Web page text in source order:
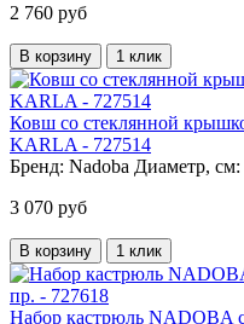
2 760 руб
В корзину 1 клик
Ковш со стеклянной
KARLA - 727514
Бренд: Nadoba Диаметр, см:
3 070 руб
В корзину 1 клик
Набор кастрюль NADOBA